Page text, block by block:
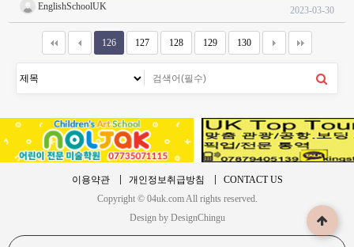
EnglishSchoolUK 2023-03-30
126 127 128 129 130
이용약관 개인정보취급방침
CONTACT US
Copyright © 04uk.com All rights reserved.
Design by DesignChingu